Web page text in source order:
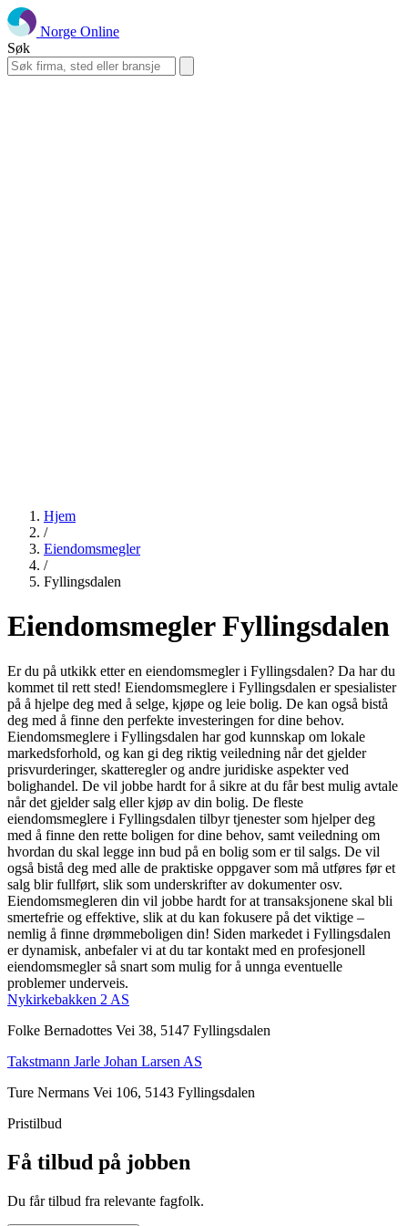
Norge Online
Søk
Hjem
/
Eiendomsmegler
/
Fyllingsdalen
Eiendomsmegler Fyllingsdalen
Er du på utkikk etter en eiendomsmegler i Fyllingsdalen? Da har du
kommet til rett sted! Eiendomsmeglere i Fyllingsdalen er spesialister
på å hjelpe deg med å selge, kjøpe og leie bolig. De kan også bistå
deg med å finne den perfekte investeringen for dine behov.
Eiendomsmeglere i Fyllingsdalen har god kunnskap om lokale
markedsforhold, og kan gi deg riktig veiledning når det gjelder
prisvurderinger, skatteregler og andre juridiske aspekter ved
bolighandel. De vil jobbe hardt for å sikre at du får best mulig avtale
når det gjelder salg eller kjøp av din bolig. De fleste
eiendomsmeglere i Fyllingsdalen tilbyr tjenester som hjelper deg
med å finne den rette boligen for dine behov, samt veiledning om
hvordan du skal legge inn bud på en bolig som er til salgs. De vil
også bistå deg med alle de praktiske oppgaver som må utføres før et
salg blir fullført, slik som underskrifter av dokumenter osv.
Eiendomsmegleren din vil jobbe hardt for at transaksjonene skal bli
smertefrie og effektive, slik at du kan fokusere på det viktige –
nemlig å finne drømmeboligen din! Siden markedet i Fyllingsdalen
er dynamisk, anbefaler vi at du tar kontakt med en profesjonell
eiendomsmegler så snart som mulig for å unnga eventuelle
problemer underveis.
Nykirkebakken 2 AS
Folke Bernadottes Vei 38, 5147 Fyllingsdalen
Takstmann Jarle Johan Larsen AS
Ture Nermans Vei 106, 5143 Fyllingsdalen
Pristilbud
Få tilbud på jobben
Du får tilbud fra relevante fagfolk.